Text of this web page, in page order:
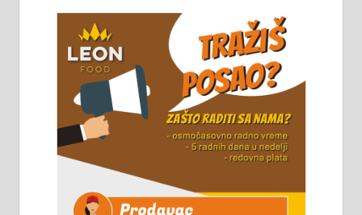
8 до 15 часова. 063/465-045
Чистим све врсте димњака.
061/32-13-445